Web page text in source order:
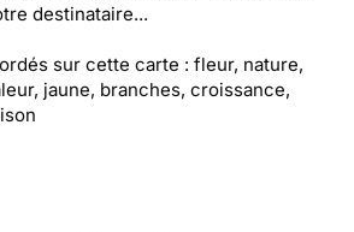
destinataire...
sur cette carte : fleur, nature,
jaune, branches, croissance,